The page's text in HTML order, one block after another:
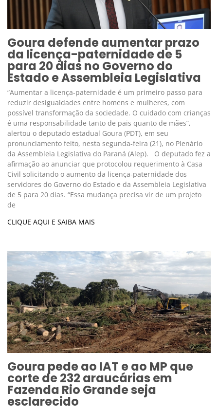
Goura defende aumentar prazo
da licença-paternidade de 5
para 20 dias no Governo do
Estado e Assembleia Legislativa
“Aumentar a licença-paternidade é um primeiro passo para
reduzir desigualdades entre homens e mulheres, com
possível transformação da sociedade. O cuidado com crianças
é uma responsabilidade tanto de pais quanto de mães”,
alertou o deputado estadual Goura (PDT), em seu
pronunciamento feito, nesta segunda-feira (21), no Plenário
da Assembleia Legislativa do Paraná (Alep). O deputado fez a
afirmação ao anunciar que protocolou requerimento à Casa
Civil solicitando o aumento da licença-paternidade dos
servidores do Governo do Estado e da Assembleia Legislativa
de 5 para 20 dias. “Essa mudança precisa vir de um projeto
de
CLIQUE AQUI E SAIBA MAIS
Goura pede ao IAT e ao MP que
corte de 232 araucárias em
Fazenda Rio Grande seja
esclarecido